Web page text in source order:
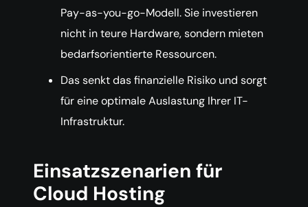
Pay-as-you-go-Modell. Sie investieren
nicht in teure Hardware, sondern mieten
bedarfsorientierte Ressourcen.
Das senkt das finanzielle Risiko und sorgt
für eine optimale Auslastung Ihrer IT-
Infrastruktur.
Einsatzszenarien für
Cloud Hosting